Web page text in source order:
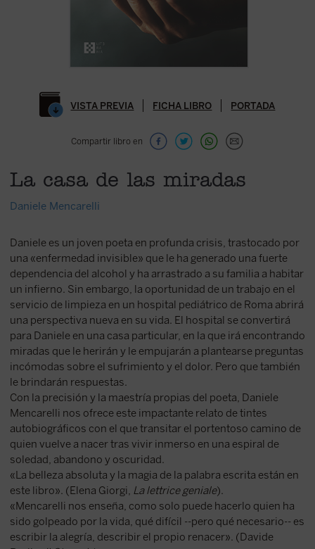
VISTA PREVIA FICHA LIBRO PORTADA
Compartir libro en
La casa de las miradas
Daniele Mencarelli
Daniele es un joven poeta en profunda crisis, trastocado por
una «enfermedad invisible» que le ha generado una fuerte
dependencia del alcohol y ha arrastrado a su familia a habitar
un infierno. Sin embargo, la oportunidad de un trabajo en el
servicio de limpieza en un hospital pediátrico de Roma abrirá
una perspectiva nueva en su vida. El hospital se convertirá
para Daniele en una casa particular, en la que irá encontrando
miradas que le herirán y le empujarán a plantearse preguntas
incómodas sobre el sufrimiento y el dolor. Pero que también
le brindarán respuestas.
Con la precisión y la maestría propias del poeta, Daniele
Mencarelli nos ofrece este impactante relato de tintes
autobiográficos con el que transitar el portentoso camino de
quien vuelve a nacer tras vivir inmerso en una espiral de
soledad, abandono y oscuridad.
«La belleza absoluta y la magia de la palabra escrita están en
este libro». (Elena Giorgi, La lettrice geniale).
«Mencarelli nos enseña, como solo puede hacerlo quien ha
sido golpeado por la vida, qué difícil --pero qué necesario-- es
escribir la alegría, describir el propio renacer». (Davide